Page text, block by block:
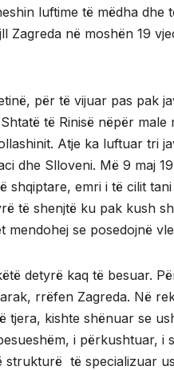
luftime të mëdha dhe
Zagreda në moshën 19
për të vijuar pas pak
të Rinisë nëpër
Atje ka luftuar tri
dhe Slloveni. Më 9 maj
shqiptare, emri i të cilit
të shenjtë ku pak kush
mendohej se posedojnë
detyrë kaq të besuar.
rrëfen Zagreda. Në
tjera, kishte shënuar se
i përkushtuar,
strukturë të specializuar